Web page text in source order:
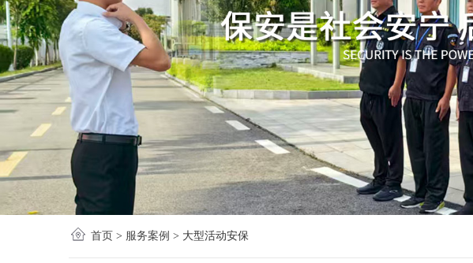
首页 > 服务案例 > 大型活动安保